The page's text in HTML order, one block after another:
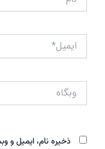
ایمیل*
وبگاه
ذخیره نام، ایمیل و